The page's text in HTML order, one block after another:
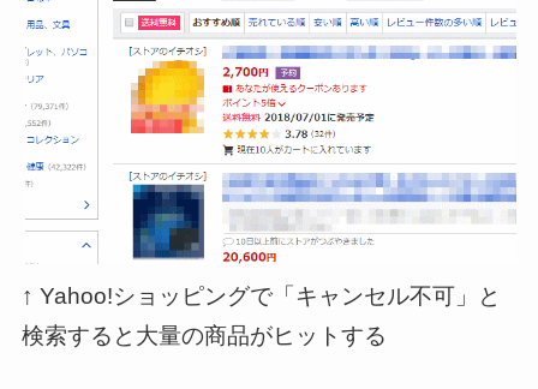
↑ Yahoo!ショッピングで「キャンセル不可」と
検索すると大量の商品がヒットする